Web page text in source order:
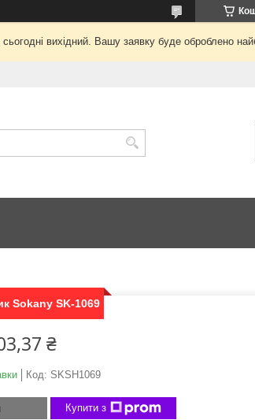
вихідний. Вашу заявку буде оброблено
Sokany SK-1069
₴
Код: SKSH1069
Купити з